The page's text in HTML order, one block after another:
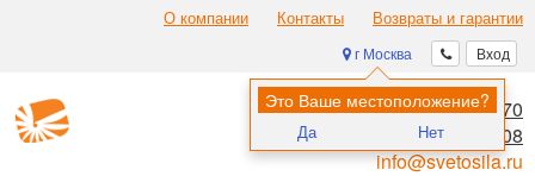
О компании Контакты Возвраты и гарантии
Вход
г Москва
Это Ваше местоположение?
Да Нет
8 (495) 970-00-70
8 (800) 700-11-08
info@svetosila.ru